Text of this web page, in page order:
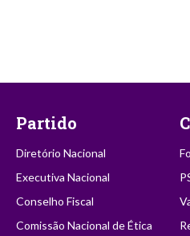
Partido
Diretório Nacional
Executiva Nacional
Conselho Fiscal
Comissão Nacional de Ética